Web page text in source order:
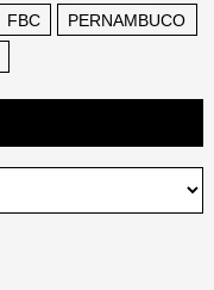
FBC
PERNAMBUCO